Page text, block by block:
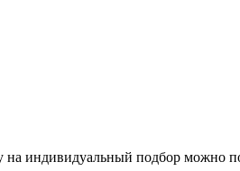
индивидуальный подбор можно